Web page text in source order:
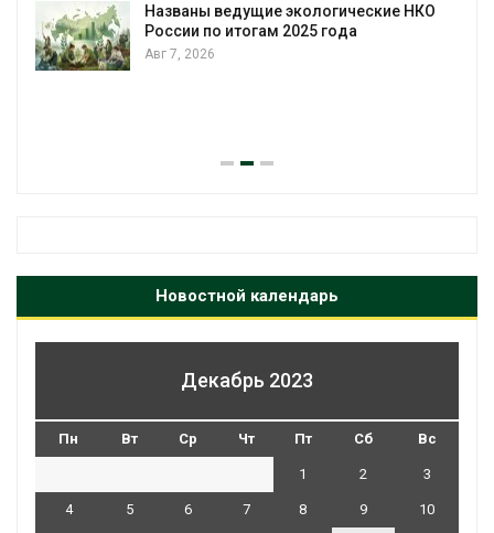
Названы ведущие экологические НКО
России по итогам 2025 года
Авг 7, 2026
Новостной календарь
Декабрь 2023
Пн Вт Ср Чт Пт Сб Вс
1 2 3
4 5 6 7 8 9 10